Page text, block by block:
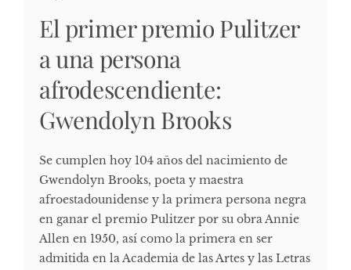
El primer premio Pulitzer
a una persona
afrodescendiente:
Gwendolyn Brooks
Se cumplen hoy 104 años del nacimiento de
Gwendolyn Brooks, poeta y maestra
afroestadounidense y la primera persona negra
en ganar el premio Pulitzer por su obra Annie
Allen en 1950, así como la primera en ser
admitida en la Academia de las Artes y las Letras